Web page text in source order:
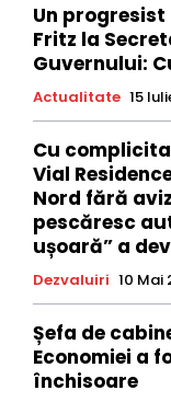
Un
Fritz la
Guvernului:
Actualitate 15
Cu
Vial
Nord fără
pescăresc
ușoară” a
Dezvaluiri 10 Mai
Șefa de
Economiei a
închisoare